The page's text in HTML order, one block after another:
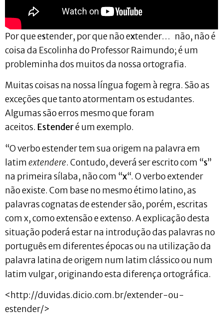
Por que estender, por que não extender… não, não é
coisa da Escolinha do Professor Raimundo; é um
probleminha dos muitos da nossa ortografia.
Muitas coisas na nossa língua fogem à regra. São as
exceções que tanto atormentam os estudantes.
Algumas são erros mesmo que foram
aceitos. Estenderé um exemplo.
“O verbo estender tem sua origem na palavra em
latimextendere. Contudo, deverá ser escrito com “s”
na primeira sílaba, não com “x“. O verbo extender
não existe. Com base no mesmo étimo latino, as
palavras cognatas de estender são, porém, escritas
com x, como extensão e extenso. A explicação desta
situação poderá estar na introdução das palavras no
português em diferentes épocas ou na utilização da
palavra latina de origem num latim clássico ou num
latim vulgar, originando esta diferença ortográfica.
<http://duvidas.dicio.com.br/extender-ou-
estender/>